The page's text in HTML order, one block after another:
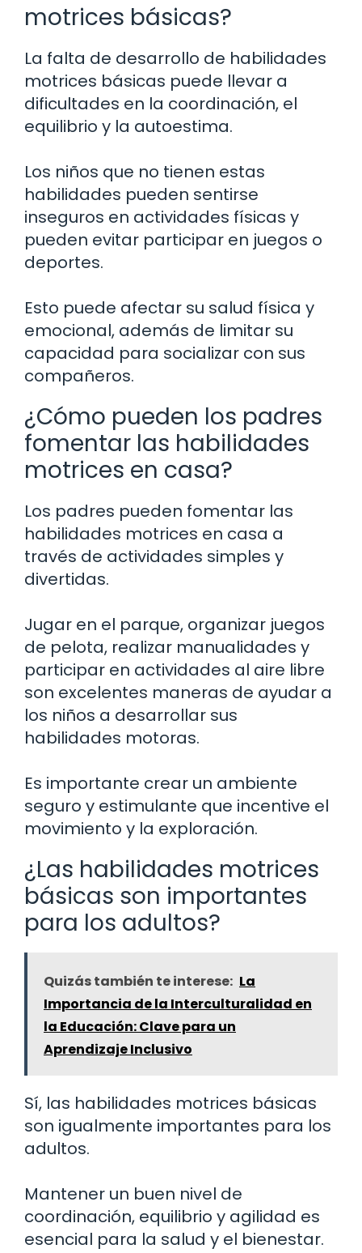
motrices básicas?
La falta de desarrollo de habilidades
motrices básicas puede llevar a
dificultades en la coordinación, el
equilibrio y la autoestima.
Los niños que no tienen estas
habilidades pueden sentirse
inseguros en actividades físicas y
pueden evitar participar en juegos o
deportes.
Esto puede afectar su salud física y
emocional, además de limitar su
capacidad para socializar con sus
compañeros.
¿Cómo pueden los padres
fomentar las habilidades
motrices en casa?
Los padres pueden fomentar las
habilidades motrices en casa a
través de actividades simples y
divertidas.
Jugar en el parque, organizar juegos
de pelota, realizar manualidades y
participar en actividades al aire libre
son excelentes maneras de ayudar a
los niños a desarrollar sus
habilidades motoras.
Es importante crear un ambiente
seguro y estimulante que incentive el
movimiento y la exploración.
¿Las habilidades motrices
básicas son importantes
para los adultos?
Quizás también te interese: La
Importancia de la Interculturalidad en
la Educación: Clave para un
Aprendizaje Inclusivo
Sí, las habilidades motrices básicas
son igualmente importantes para los
adultos.
Mantener un buen nivel de
coordinación, equilibrio y agilidad es
esencial para la salud y el bienestar.